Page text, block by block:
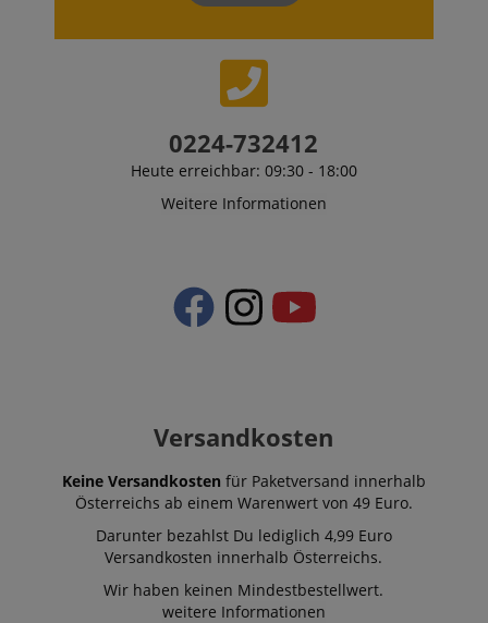
0224-732412
Heute erreichbar: 09:30 - 18:00
Weitere Informationen
Versandkosten
Keine Versandkosten für Paketversand innerhalb
Österreichs ab einem Warenwert von 49 Euro.
Darunter bezahlst Du lediglich 4,99 Euro
Versandkosten innerhalb Österreichs.
Wir haben keinen Mindestbestellwert.
weitere Informationen